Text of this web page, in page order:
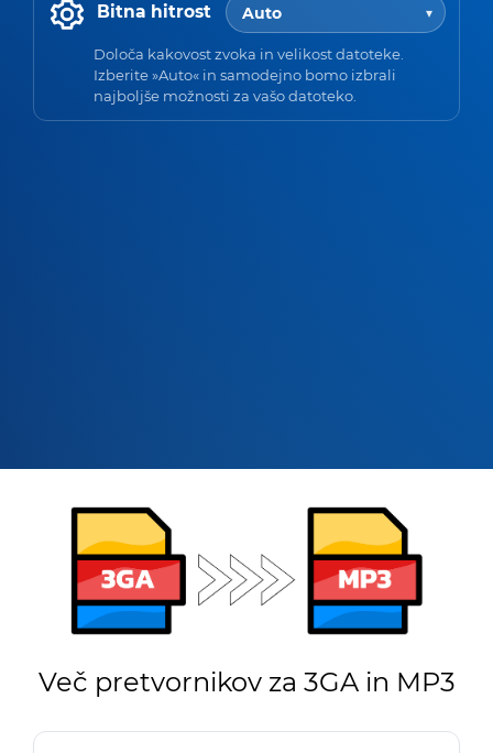
Bitna hitrost
Določa kakovost zvoka in velikost datoteke.
Izberite »Auto« in samodejno bomo izbrali
najboljše možnosti za vašo datoteko.
Več pretvornikov za 3GA in MP3